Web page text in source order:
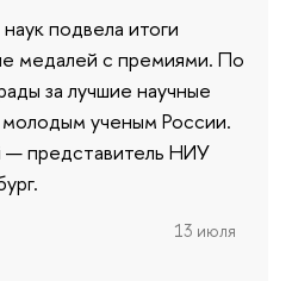
подвела итоги
медалей с премиями. По
за лучшие научные
ученым России.
— представитель НИУ
13 июля